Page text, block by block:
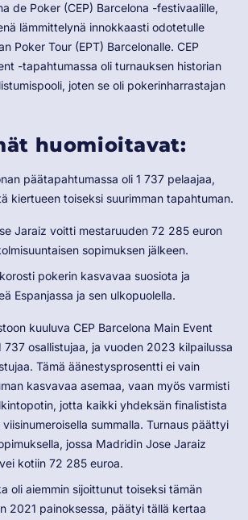
de Poker (CEP) Barcelona -festivaalille,
lämmittelynä innokkaasti odotetulle
Poker Tour (EPT) Barcelonalle. CEP
-tapahtumassa oli turnauksen historian
joten se oli pokerinharrastajan
huomioitavat:
päätapahtumassa oli 1 737 pelaajaa,
kiertueen toiseksi suurimman tapahtuman.
Jaraiz voitti mestaruuden 72 285 euron
sopimuksen jälkeen.
pokerin kasvavaa suosiota ja
Espanjassa ja sen ulkopuolella.
kuuluva CEP Barcelona Main Event
737 osallistujaa, ja vuoden 2023 kilpailussa
Tämä äänestysprosentti ei vain
kasvavaa asemaa, vaan myös varmisti
jotta kaikki yhdeksän finalistista
summalla. Turnaus päättyi
jossa Madridin Jose Jaraiz
kotiin 72 285 euroa.
oli aiemmin sijoittunut toiseksi tämän
2021 painoksessa, päätyi tällä kertaa